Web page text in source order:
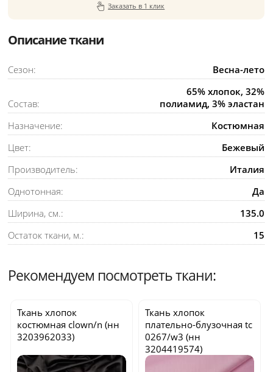
Заказать в 1 клик
Описание ткани
Сезон: Весна-лето
Состав:
65% хлопок, 32%
полиамид, 3% эластан
Назначение:
Костюмная
Цвет:
Бежевый
Производитель:
Италия
Однотонная:
Да
Ширина, см.:
135.0
Остаток ткани, м.:
15
Рекомендуем посмотреть ткани:
Ткань хлопок
костюмная clown/n (нн
3203962033)
Ткань хлопок
плательно-блузочнаяtc
0267/w3 (нн
3204419574)